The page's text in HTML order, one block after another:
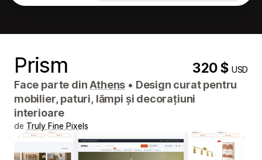
Prism 320 $USD
Face parte dinAthens • Design curat pentru
mobilier, paturi, lămpi și decorațiuni
interioare
de Truly Fine Pixels